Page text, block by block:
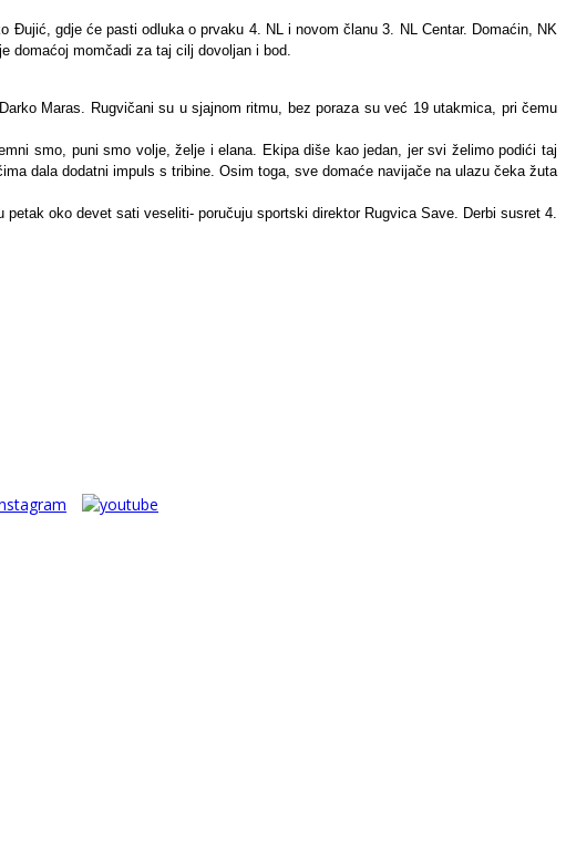
Đujić, gdje će pasti odluka o prvaku 4. NL i novom članu 3. NL Centar. Domaćin, NK
domaćoj momčadi za taj cilj dovoljan i bod.
Maras. Rugvičani su u sjajnom ritmu, bez poraza su već 19 utakmica, pri čemu
smo, puni smo volje, želje i elana. Ekipa diše kao jedan, jer svi želimo podići taj
dala dodatni impuls s tribine. Osim toga, sve domaće navijače na ulazu čeka žuta
oko devet sati veseliti- poručuju sportski direktor Rugvica Save. Derbi susret 4.